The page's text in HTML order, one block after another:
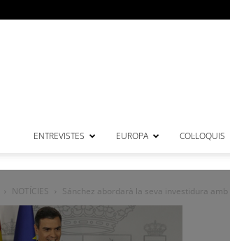
ENTREVISTES EUROPA COL·LOQUIS
NOTÍCIES Sánchez abordarà la seva investidura amb